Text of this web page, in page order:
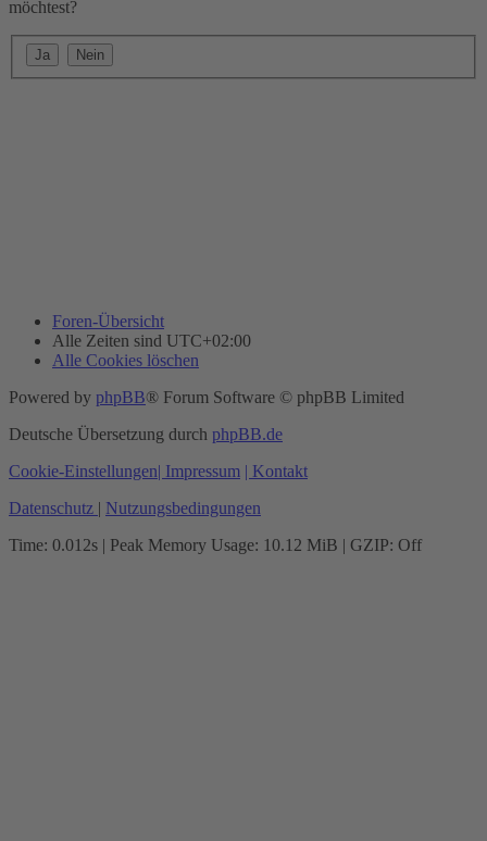
möchtest?
Foren-Übersicht
Alle Zeiten sind UTC+02:00
Alle Cookies löschen
Powered by phpBB® Forum Software © phpBB Limited
Deutsche Übersetzung durch phpBB.de
Cookie-Einstellungen| Impressum | Kontakt
Datenschutz | Nutzungsbedingungen
Time: 0.012s | Peak Memory Usage: 10.12 MiB | GZIP: Off